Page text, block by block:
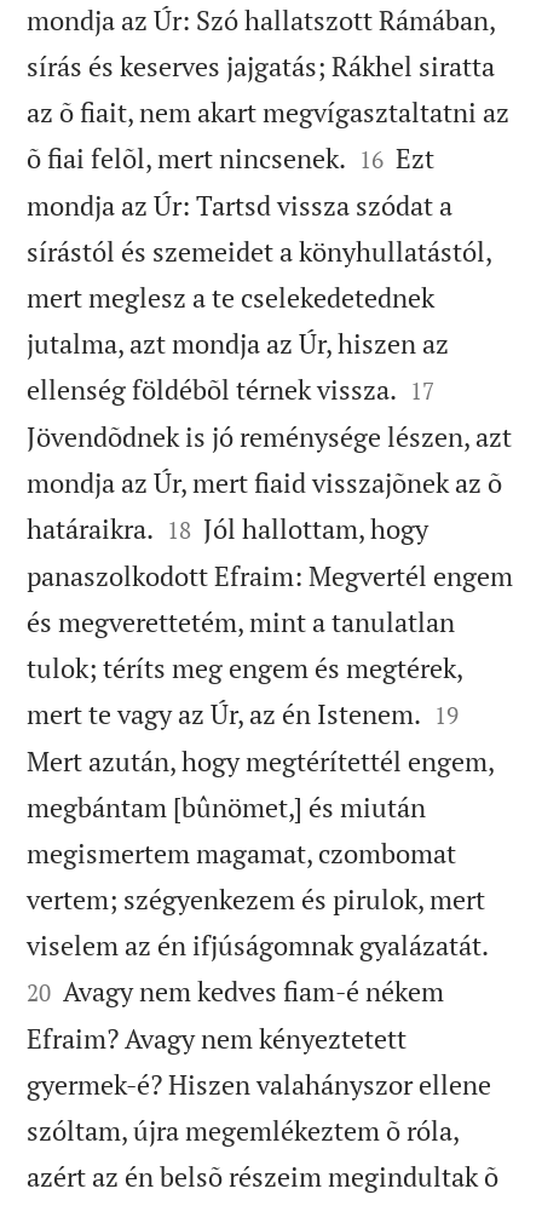
mondja az Úr: Szó hallatszott Rámában,
sírás és keserves jajgatás; Rákhel siratta
az õ fiait, nem akart megvígasztaltatni az
õ fiai felõl, mert nincsenek. 

16 Ezt
mondja az Úr: Tartsd vissza szódat a
sírástól és szemeidet a könyhullatástól,
mert meglesz a te cselekedetednek
jutalma, azt mondja az Úr, hiszen az
ellenség földébõl térnek vissza. 

17
Jövendõdnek is jó reménysége lészen, azt
mondja az Úr, mert fiaid visszajõnek az õ
határaikra. 

18 Jól hallottam, hogy
panaszolkodott Efraim: Megvertél engem
és megverettetém, mint a tanulatlan
tulok; téríts meg engem és megtérek,
mert te vagy az Úr, az én Istenem. 

19
Mert azután, hogy megtérítettél engem,
megbántam [bûnömet,] és miután
megismertem magamat, czombomat
vertem; szégyenkezem és pirulok, mert
viselem az én ifjúságomnak gyalázatát.
20 Avagy nem kedves fiam-é nékem
Efraim? Avagy nem kényeztetett
gyermek-é? Hiszen valahányszor ellene
szóltam, újra megemlékeztem õ róla,
azért az én belsõ részeim megindultak õ